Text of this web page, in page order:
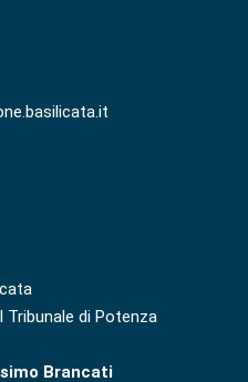
Tribunale di Potenza
Brancati